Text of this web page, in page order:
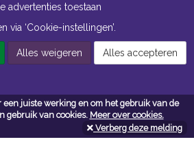
een juiste werking en om het gebruik van de
gebruik van cookies. Meer over cookies.
Verberg deze melding
advertenties toestaan
via ‘Cookie-instellingen’.
Alles weigeren Alles accepteren